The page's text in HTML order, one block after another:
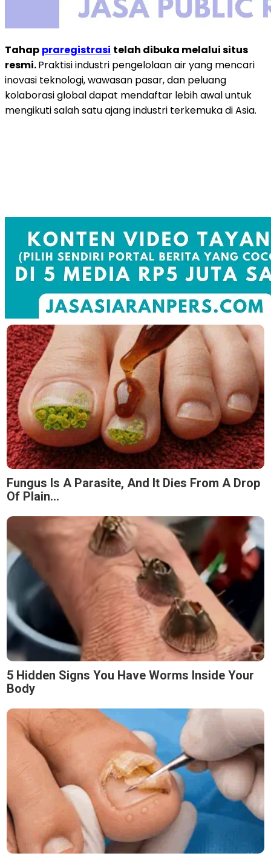
Tahap praregistrasi telah dibuka melalui situs
resmi.Praktisi industri pengelolaan air yang mencari
inovasi teknologi, wawasan pasar, dan peluang
kolaborasi global dapat mendaftar lebih awal untuk
mengikuti salah satu ajang industri terkemuka di Asia.
Fungus Is A Parasite, And It Dies From A Drop
Of Plain...
5 Hidden Signs You Have Worms Inside Your
Body